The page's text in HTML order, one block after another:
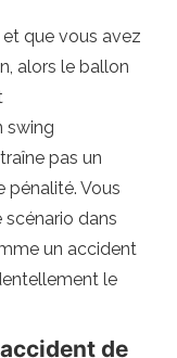
que vous avez
alors le ballon
swing
pas un
pénalité. Vous
dans
un accident
le
de